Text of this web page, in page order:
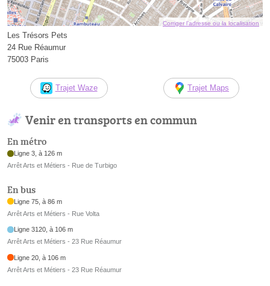
Corriger l’adresse ou la localisation
Les Trésors Pets
24 Rue Réaumur
75003 Paris
Trajet Waze Trajet Maps
Venir en transports en commun
En métro
Ligne 3, à 126 m
Arrêt Arts et Métiers - Rue de Turbigo
En bus
Ligne 75, à 86 m
Arrêt Arts et Métiers - Rue Volta
Ligne 3120, à 106 m
Arrêt Arts et Métiers - 23 Rue Réaumur
Ligne 20, à 106 m
Arrêt Arts et Métiers - 23 Rue Réaumur